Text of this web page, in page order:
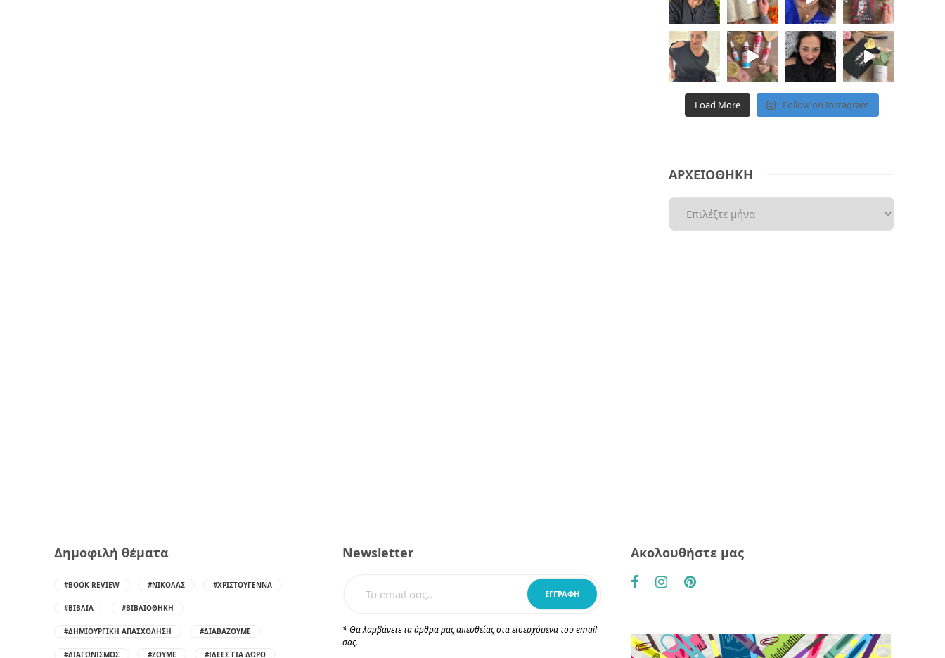
Load More Follow on Instagram
ΑΡΧΕΙΟΘΗΚΗ
Δημοφιλή θέματα
#BOOK REVIEW #ΝΙΚΌΛΑΣ #ΧΡΙΣΤΟΎΓΕΝΝΑ
#ΒΙΒΛΊΑ #ΒΙΒΛΙΟΘΉΚΗ
#ΔΗΜΙΟΥΡΓΙΚΉ ΑΠΑΣΧΌΛΗΣΗ #ΔΙΑΒΆΖΟΥΜΕ
#ΔΙΑΓΩΝΙΣΜΌΣ #ΖΟΎΜΕ #ΙΔΈΕΣ ΓΙΑ ΔΏΡΟ
Newsletter
* Θα λαμβάνετε τα άρθρα μας απευθείας στα εισερχόμενα του email
σας.
Ακολουθήστε μας